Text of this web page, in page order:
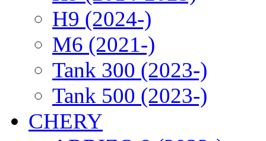
H9 (2024-)
M6 (2021-)
Tank 300 (2023-)
Tank 500 (2023-)
CHERY